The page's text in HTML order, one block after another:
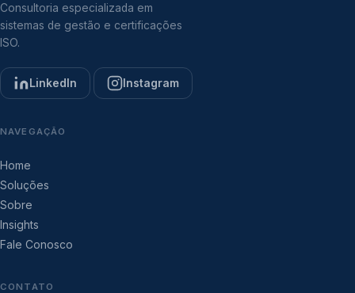
Consultoria especializada em
sistemas de gestão e certificações
ISO.
LinkedIn Instagram
NAVEGAÇÃO
Home
Soluções
Sobre
Insights
Fale Conosco
CONTATO